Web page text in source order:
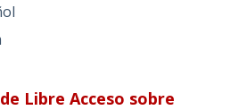
Libre Acceso sobre